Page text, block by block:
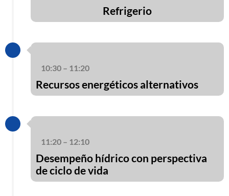
Refrigerio
10:30 – 11:20
Recursos energéticos alternativos
11:20 – 12:10
Desempeño hídrico con perspectiva
de ciclo de vida